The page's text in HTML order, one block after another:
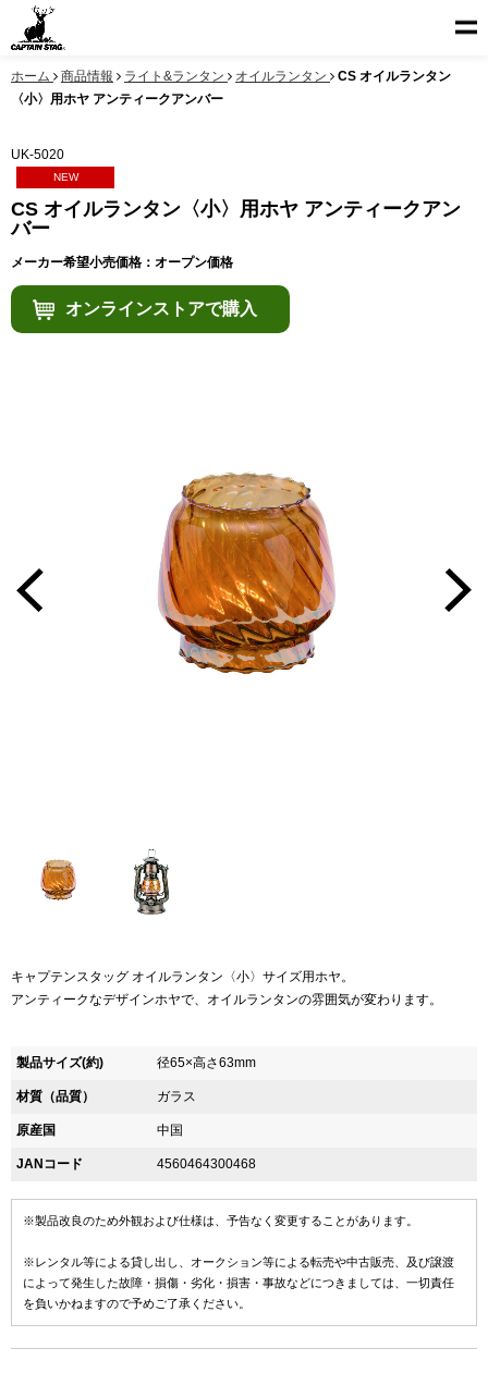
ホーム 商品情報 ライト&ランタン オイルランタン
CS オイルランタン
〈小〉用ホヤ アンティークアンバー
UK-5020
NEW
CS オイルランタン〈小〉用ホヤ アンティークアン
バー
メーカー希望小売価格：オープン価格
オンラインストアで購入
キャプテンスタッグ オイルランタン〈小〉サイズ用ホヤ。
アンティークなデザインホヤで、オイルランタンの雰囲気が変わります。
製品サイズ(約) 径65×高さ63mm
材質（品質） ガラス
原産国 中国
JANコード 4560464300468
※製品改良のため外観および仕様は、予告なく変更することがあります。
※レンタル等による貸し出し、オークション等による転売や中古販売、及び譲渡
によって発生した故障・損傷・劣化・損害・事故などにつきましては、一切責任
を負いかねますので予めご了承ください。